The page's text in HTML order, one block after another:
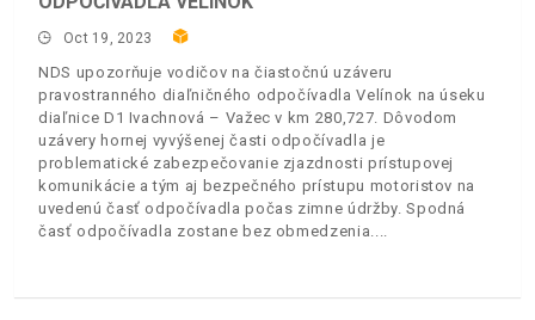
Oct 19, 2023
NDS upozorňuje vodičov na čiastočnú uzáveru
pravostranného diaľničného odpočívadla Velínok na úseku
diaľnice D1 Ivachnová – Važec v km 280,727. Dôvodom
uzávery hornej vyvýšenej časti odpočívadla je
problematické zabezpečovanie zjazdnosti prístupovej
komunikácie a tým aj bezpečného prístupu motoristov na
uvedenú časť odpočívadla počas zimne údržby. Spodná
časť odpočívadla zostane bez obmedzenia.